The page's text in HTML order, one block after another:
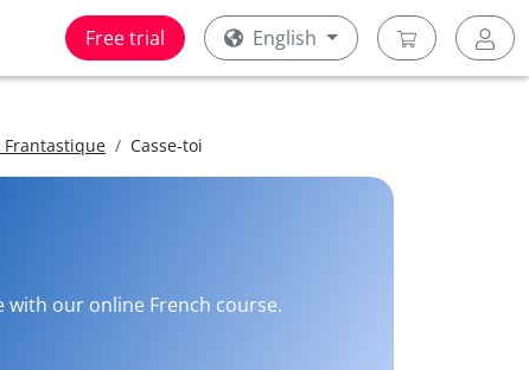
Free trial English
Frantastique Casse-toi
our online French course.